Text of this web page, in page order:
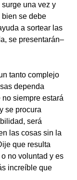
una vez y
se debe
a sortear las
se presentarán–
tanto complejo
dependa
siempre estará
se procura
será
las cosas sin la
que resulta
no voluntad y es
increíble que